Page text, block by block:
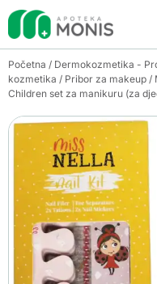
Početna / Dermokozmetika -
kozmetika / Pribor za makeup /
Children set za manikuru (za